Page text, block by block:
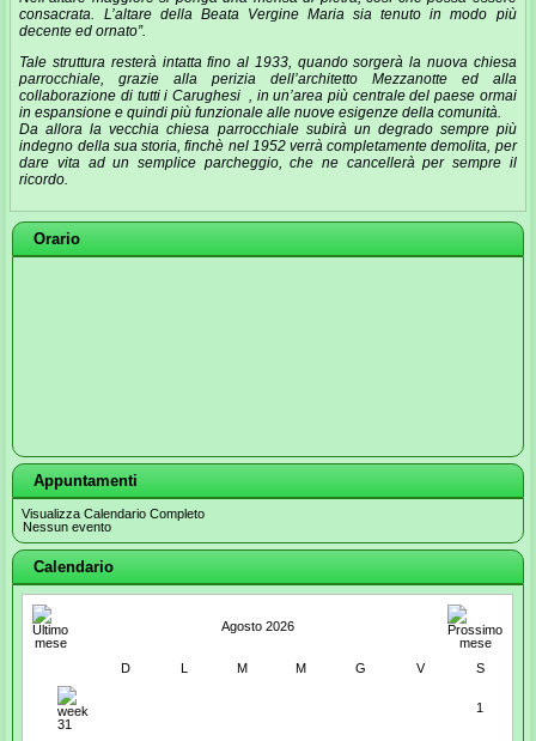
consacrata. L’altare della Beata Vergine Maria sia tenuto in modo più
decente ed ornato”.
Tale struttura resterà intatta fino al 1933, quando sorgerà la nuova chiesa
parrocchiale, grazie alla perizia dell’architetto Mezzanotte ed alla
collaborazione di tutti i Carughesi , in un’area più centrale del paese ormai
in espansione e quindi più funzionale alle nuove esigenze della comunità.
Da allora la vecchia chiesa parrocchiale subirà un degrado sempre più
indegno della sua storia, finchè nel 1952 verrà completamente demolita, per
dare vita ad un semplice parcheggio, che ne cancellerà per sempre il
ricordo.
Orario
Appuntamenti
Visualizza Calendario Completo
Nessun evento
Calendario
Agosto 2026
D L M M G V S
1